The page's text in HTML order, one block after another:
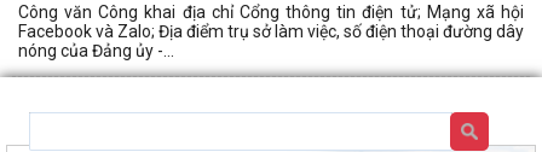
Công văn Công khai địa chỉ Cổng thông tin điện tử; Mạng xã hội
Facebook và Zalo; Địa điểm trụ sở làm việc, số điện thoại đường dây
nóng của Đảng ủy -...